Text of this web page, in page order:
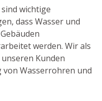
wichtige
dass Wasser und
werden. Wir als
Kunden
Wasserrohren und